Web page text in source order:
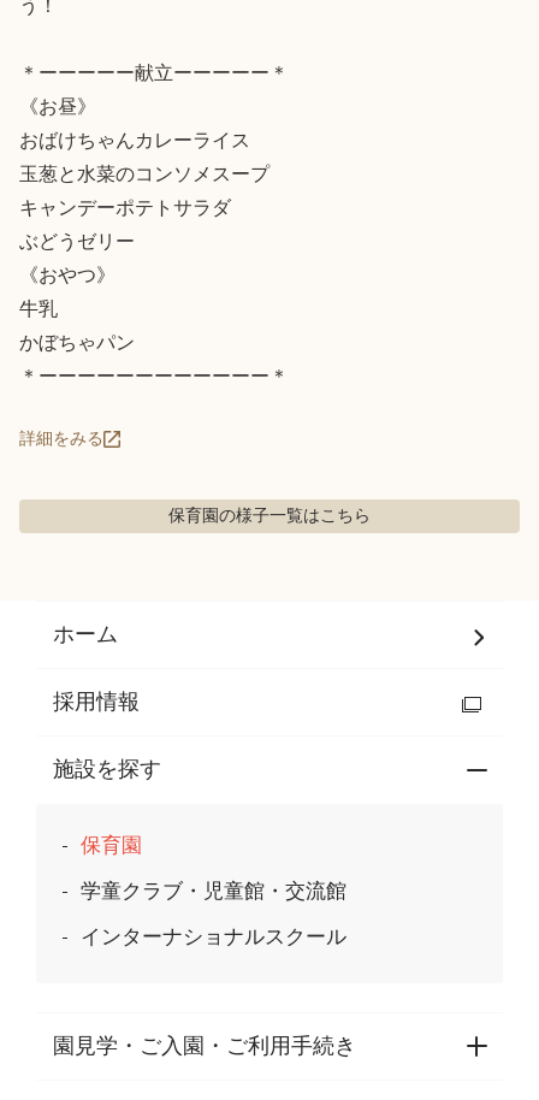
う！
＊ーーーーー献立ーーーーー＊
《お昼》
おばけちゃんカレーライス
玉葱と水菜のコンソメスープ
キャンデーポテトサラダ
ぶどうゼリー
《おやつ》
牛乳
かぼちゃパン
＊ーーーーーーーーーーーー＊
詳細をみる
保育園の様子一覧はこちら
ホーム
採用情報
施設を探す
保育園
学童クラブ・児童館・交流館
インターナショナルスクール
園見学・ご入園・ご利用手続き